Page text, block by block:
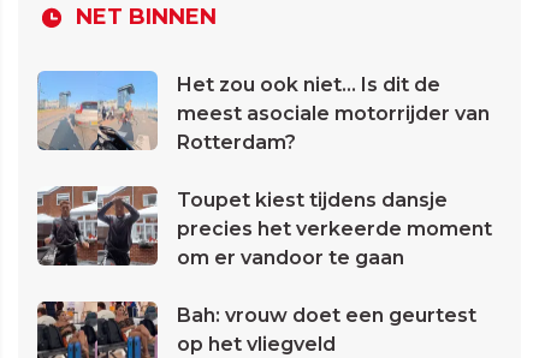
NET BINNEN
Het zou ook niet... Is dit de
meest asociale motorrijder van
Rotterdam?
Toupet kiest tijdens dansje
precies het verkeerde moment
om er vandoor te gaan
Bah: vrouw doet een geurtest
op het vliegveld